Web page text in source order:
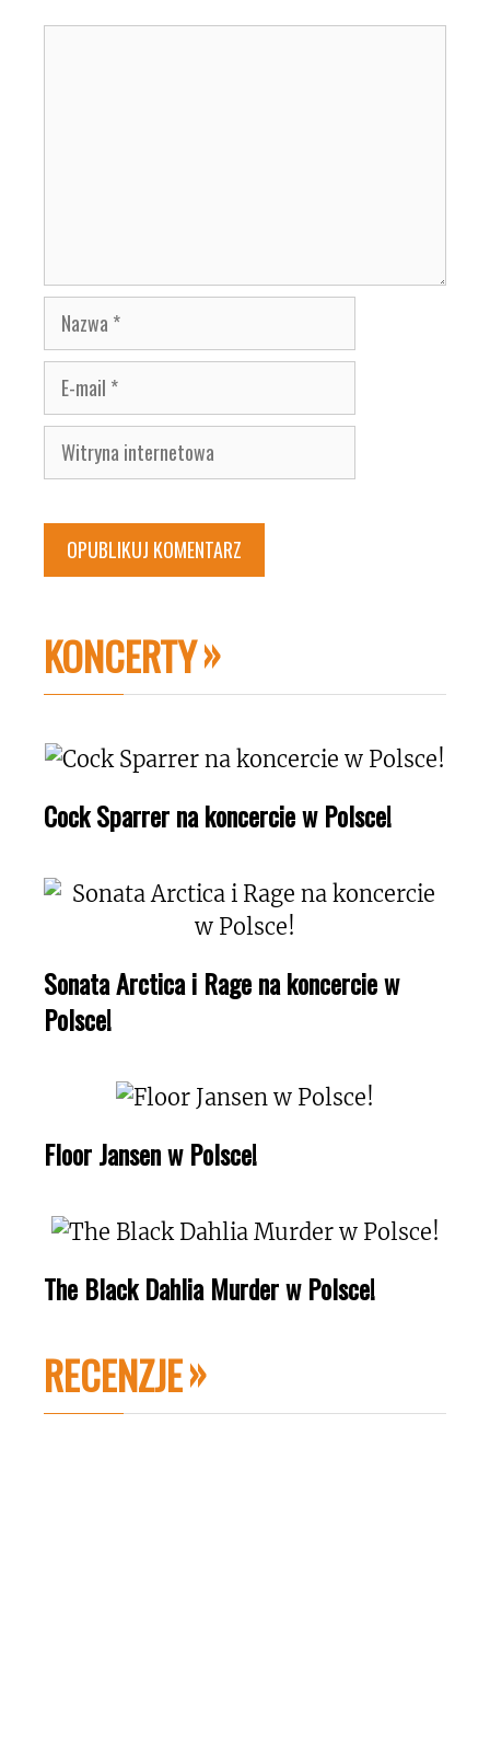
Nazwa
E-
mail
Witryna
internetowa
KONCERTY
Cock Sparrer na koncercie w Polsce!
Sonata Arctica i Rage na koncercie w
Polsce!
Floor Jansen w Polsce!
The Black Dahlia Murder w Polsce!
RECENZJE